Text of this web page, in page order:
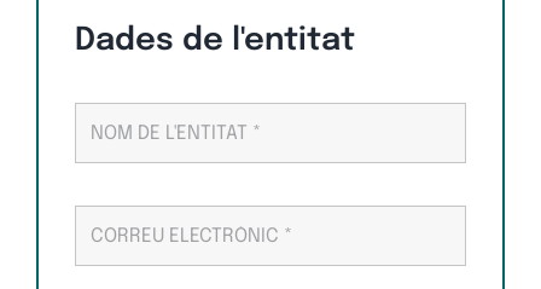
Dades de l'entitat